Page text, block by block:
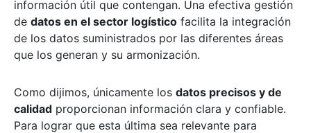
información útil que contengan. Una efectiva gestión
de datos en el sector logístico facilita la integración
de los datos suministrados por las diferentes áreas
que los generan y su armonización.
Como dijimos, únicamente los datos precisos y de
calidad proporcionan información clara y confiable.
Para lograr que esta última sea relevante para